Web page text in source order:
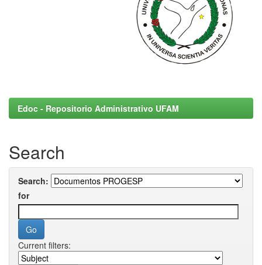
Edoc - Repositorio Administrativo UFAM
Search
Search:
for
Current filters: